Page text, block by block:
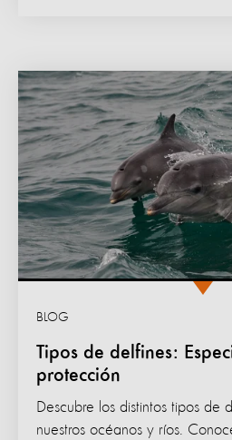
Tipos de delfines:
protección
BLOG
Descubre los distintos tipos de
nuestros océanos y ríos.